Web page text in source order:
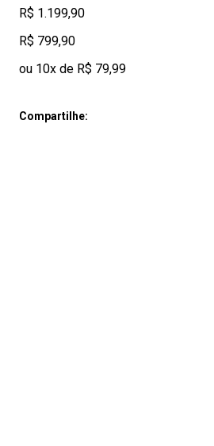
R$ 1.199,90
R$ 799,90
ou 10x de R$ 79,99
Compartilhe: